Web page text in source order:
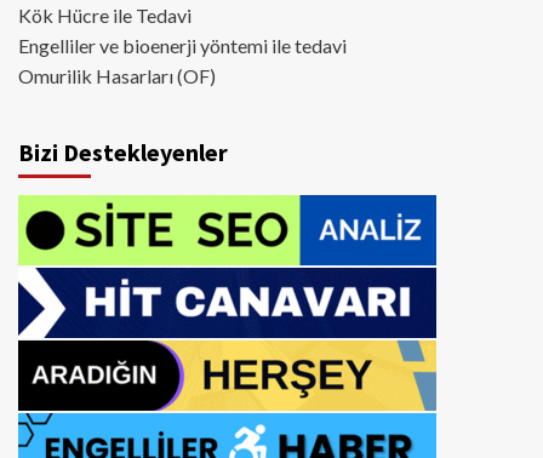
Kök Hücre ile Tedavi
Engelliler ve bioenerji yöntemi ile tedavi
Omurilik Hasarları (OF)
Bizi Destekleyenler